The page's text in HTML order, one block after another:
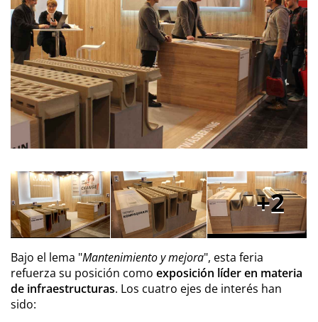
2
Bajo el lema "Mantenimiento y mejora", esta feria
refuerza su posición como exposición líder en materia
de infraestructuras. Los cuatro ejes de interés han
sido: